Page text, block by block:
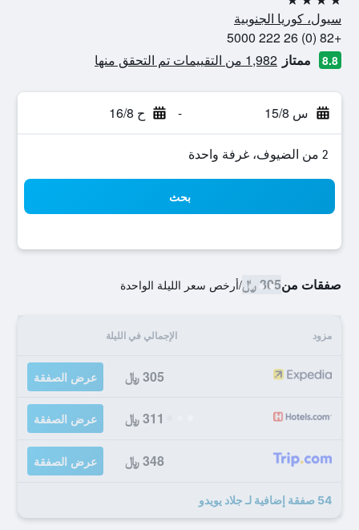
4 نجوم
سيول، كوريا الجنوبية
+82 (0) 26 222 5000
8.8 ممتاز 1,982 من التقييمات تم التحقق منها
س 15/8 - ح 16/8
2 من الضيوف، غرفة واحدة
بحث
صفقات من305 ﷼ /أرخص سعر الليلة الواحدة
مزود الإجمالي في الليلة
305 ﷼ عرض الصفقة
311 ﷼ عرض الصفقة
348 ﷼ عرض الصفقة
54 صفقة إضافية لـ جلاد يويدو